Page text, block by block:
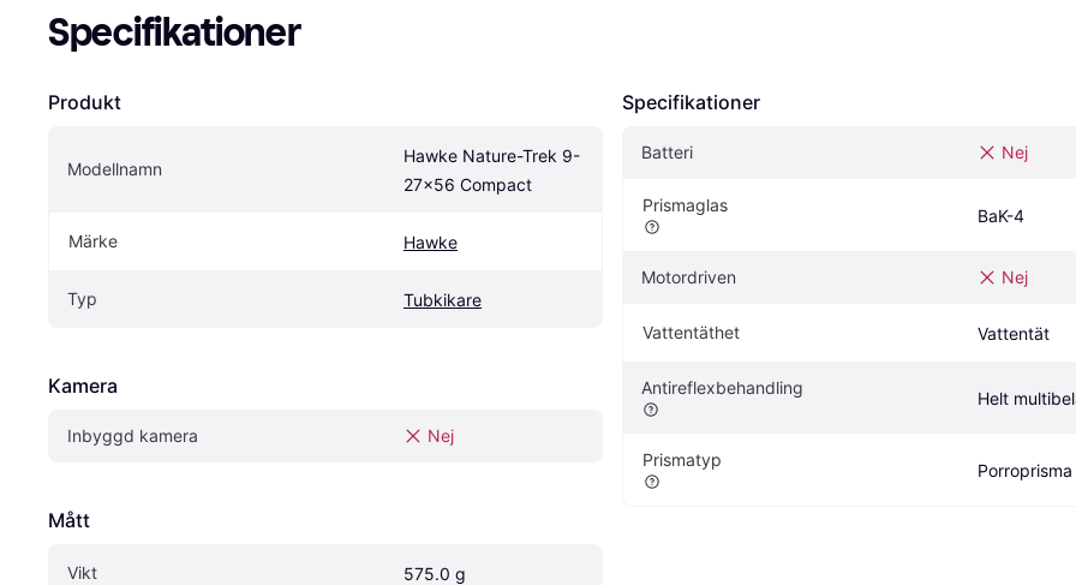
Specifikationer
Produkt
Modellnamn
Hawke Nature-Trek 9-
27x56 Compact
Märke Hawke
Typ Tubkikare
Kamera
Inbyggd kamera Nej
Mått
Vikt 575.0 g
Specifikationer
Batteri Nej
Prismaglas
BaK-4
Motordriven Nej
Vattentäthet Vattentät
Antireflexbehandling
Helt
Prismatyp
Porroprisma